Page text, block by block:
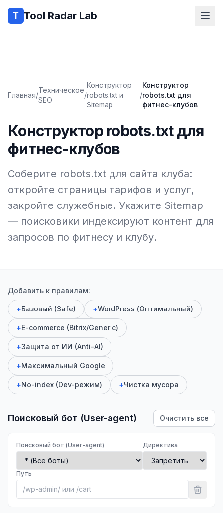
Tool Radar Lab
Главная/
Техническое
SEO
/
Конструктор
robots.txt и
Sitemap
/
Конструктор
robots.txt для
фитнес-клубов
Конструктор robots.txt для
фитнес-клубов
Соберите robots.txt для сайта клуба:
откройте страницы тарифов и услуг,
закройте служебные. Укажите Sitemap
— поисковики индексируют контент для
запросов по фитнесу и клубу.
Добавить к правилам:
+Базовый (Safe) +WordPress (Оптимальный)
+E-commerce (Bitrix/Generic)
+Защита от ИИ (Anti-AI)
+Максимальный Google
+No-index (Dev-режим) +Чистка мусора
Поисковый бот (User-agent) Очистить все
Поисковый бот (User-agent) Директива
Путь